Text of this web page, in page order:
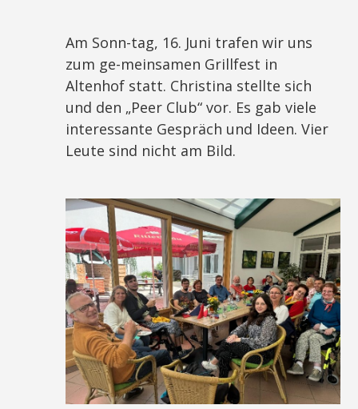
Am Sonn-tag, 16. Juni trafen wir uns
zum ge-meinsamen Grillfest in
Altenhof statt. Christina stellte sich
und den „Peer Club“ vor. Es gab viele
interessante Gespräch und Ideen. Vier
Leute sind nicht am Bild.